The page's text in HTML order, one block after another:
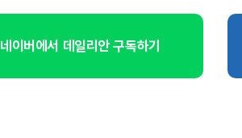
네이버에서 데일리안 구독하기